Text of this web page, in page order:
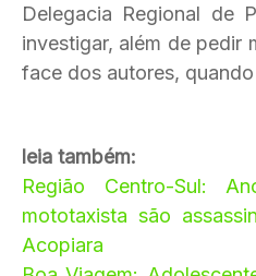
Delegacia Regional de
investigar, além de pedir
face dos autores,
leia também:
Região Centro-Sul:
mototaxista são
Acopiara